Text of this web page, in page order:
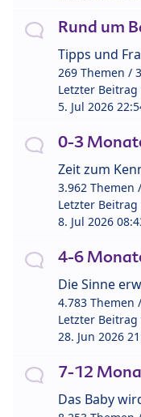
Rund um
Tipps und
269 Themen /
Letzter Beitrag
5. Jul 2026
0-3
Zeit zum
3.962 Themen
Letzter Beitrag
8. Jul 2026
4-6
Die Sinne
4.783 Themen
Letzter Beitrag
28. Jun 2026
7-12
Das Baby